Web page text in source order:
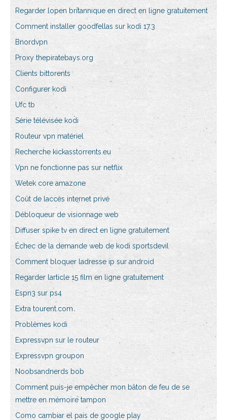
Regarder lopen britannique en direct en ligne gratuitement
Comment installer goodfellas sur kodi 17.3
Bnordvpn
Proxy thepiratebays.org
Clients bittorents
Configurer kodi
Ufc tb
Série télévisée kodi
Routeur vpn matériel
Recherche kickasstorrents.eu
Vpn ne fonctionne pas sur netflix
Wetek core amazone
Coût de laccès internet privé
Débloqueur de visionnage web
Diffuser spike tv en direct en ligne gratuitement
Échec de la demande web de kodi sportsdevil
Comment bloquer ladresse ip sur android
Regarder larticle 15 film en ligne gratuitement
Espn3 sur ps4
Extra tourent.com
Problèmes kodi
Expressvpn sur le routeur
Expressvpn groupon
Noobsandnerds bob
Comment puis-je empêcher mon bâton de feu de se
mettre en mémoire tampon
Como cambiar el pais de google play